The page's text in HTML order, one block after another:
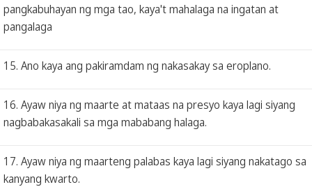
pangkabuhayan ng mga tao, kaya't mahalaga na ingatan at
pangalaga
15. Ano kaya ang pakiramdam ng nakasakay sa eroplano.
16. Ayaw niya ng maarte at mataas na presyo kaya lagi siyang
nagbabakasakali sa mga mababang halaga.
17. Ayaw niya ng maarteng palabas kaya lagi siyang nakatago sa
kanyang kwarto.